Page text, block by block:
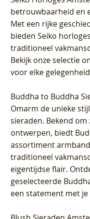
betrouwbaarheid en
Met een rijke
bieden Seiko
traditioneel
Bekijk onze selectie
voor elke
Buddha to Buddha
Omarm de unieke
sieraden. Bekend
ontwerpen, biedt
assortiment
traditioneel
eigentijdse flair.
geselecteerde
een statement met je